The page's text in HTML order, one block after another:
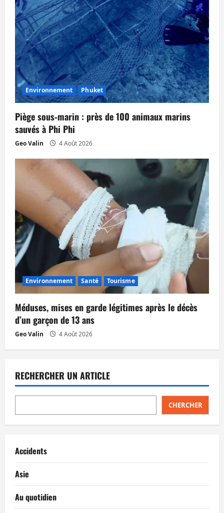
Environnement Phuket
Piège sous‑marin : près de 100 animaux marins
sauvés à Phi Phi
Geo Valin 4 Août 2026
Environnement Santé Tourisme
Méduses, mises en garde légitimes après le décès
d’un garçon de 13 ans
Geo Valin 4 Août 2026
RECHERCHER UN ARTICLE
CHERCHER
Accidents
Asie
Au quotidien